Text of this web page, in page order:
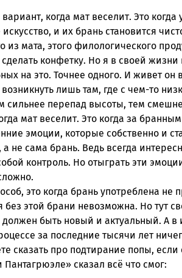
когда мат веселит. Это когда
и их брань становится
из мата, этого филологического
конфетку. Но я в своей жизни
на это. Точнее одного. И живет он
лишь там, где с чем-то
сильнее перепад высоты, тем
мат веселит. Это когда за
эмоции, которые собственно и
не сама брань. Ведь всегда
контроль. Но отыграть эти
это когда брань употреблена не
без этой брани невозможна. Но тут
быть новый и актуальный. А в
за последние тысячи лет
сказать про подтирание попы, если
Пантагрюэле» сказал всё что смог: